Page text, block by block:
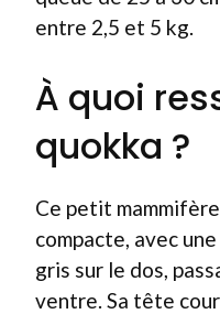
entre 2,5 et 5 kg.
À quoi
quokka ?
Ce petit
compacte, avec
gris sur le dos,
ventre. Sa tête